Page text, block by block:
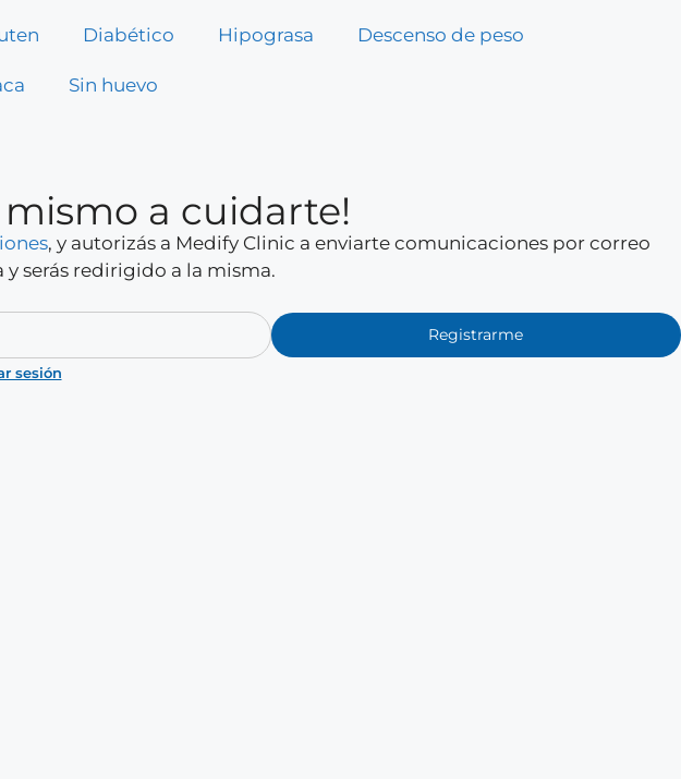
Diabético Hipograsa Descenso de peso
Sin huevo
a cuidarte!
, y autorizás a Medify Clinic a enviarte comunicaciones por correo
serás redirigido a la misma.
Registrarme
sesión